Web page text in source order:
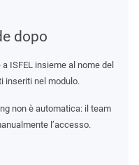
dopo
ISFEL insieme al nome del
inseriti nel modulo.
non è automatica: il team
l’accesso.